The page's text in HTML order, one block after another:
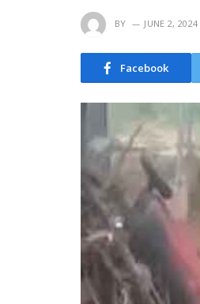
BY JUNE 2, 2024
Facebook